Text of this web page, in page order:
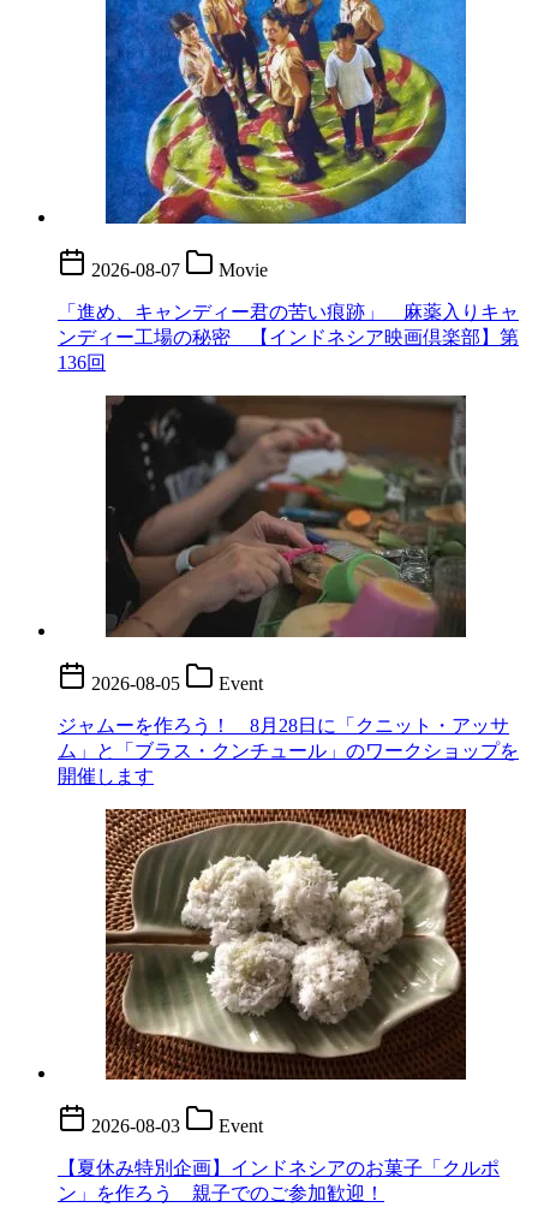
2026-08-07 Movie
「進め、キャンディー君の苦い痕跡」 麻薬入りキャ
ンディー工場の秘密 【インドネシア映画倶楽部】第
136回
2026-08-05 Event
ジャムーを作ろう！ 8月28日に「クニット・アッサ
ム」と「ブラス・クンチュール」のワークショップを
開催します
2026-08-03 Event
【夏休み特別企画】インドネシアのお菓子「クルポ
ン」を作ろう 親子でのご参加歓迎！